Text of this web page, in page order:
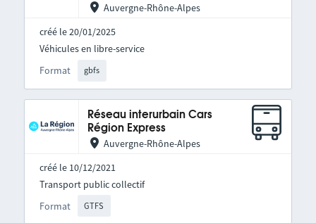
Auvergne-Rhône-Alpes
créé le 20/01/2025
Format gbfs
Véhicules en libre-service
Réseau interurbain Cars
Région Express
Auvergne-Rhône-Alpes
créé le 10/12/2021
Format GTFS
Transport public collectif